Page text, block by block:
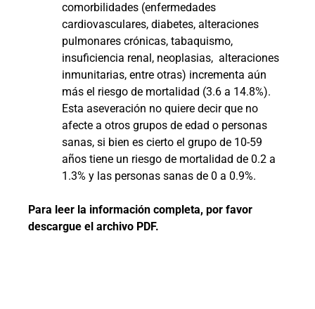
comorbilidades (enfermedades
cardiovasculares, diabetes, alteraciones
pulmonares crónicas, tabaquismo,
insuficiencia renal, neoplasias, alteraciones
inmunitarias, entre otras) incrementa aún
más el riesgo de mortalidad (3.6 a 14.8%).
Esta aseveración no quiere decir que no
afecte a otros grupos de edad o personas
sanas, si bien es cierto el grupo de 10-59
años tiene un riesgo de mortalidad de 0.2 a
1.3% y las personas sanas de 0 a 0.9%.
Para leer la información completa, por favor
descargue el archivo PDF.